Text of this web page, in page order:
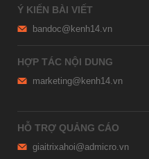
Ý KIẾN BÀI VIẾT
bandoc@kenh14.vn
HỢP TÁC NỘI DUNG
marketing@kenh14.vn
HỖ TRỢ QUẢNG CÁO
giaitrixahoi@admicro.vn